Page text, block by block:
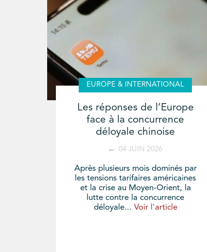
EUROPE & INTERNATIONAL
Les réponses de l’Europe
face à la concurrence
déloyale chinoise
04 JUIN 2026
Après plusieurs mois dominés par
les tensions tarifaires américaines
et la crise au Moyen-Orient, la
lutte contre la concurrence
déloyale... Voir l'article